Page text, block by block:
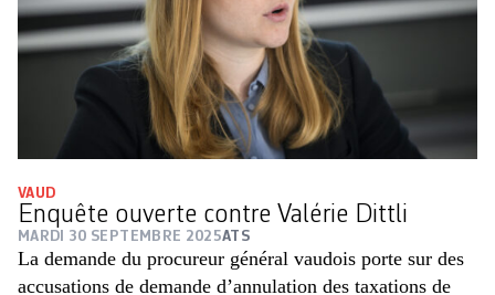
VAUD
Enquête ouverte contre Valérie Dittli
MARDI 30 SEPTEMBRE 2025ATS
La demande du procureur général vaudois porte sur des
accusations de demande d’annulation des taxations de